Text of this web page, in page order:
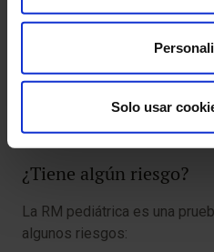
Solo usar
al niño durante la
sedación o anestesia. No
expresar cualquier inquietud
¿Tiene algún riesgo?
La RM pediátrica es una
algunos riesgos: